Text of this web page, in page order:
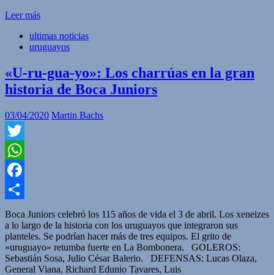
Leer más
ultimas noticias
uruguayos
«U-ru-gua-yo»: Los charrúas en la gran
historia de Boca Juniors
03/04/2020 Martin Bachs
Twitter
WhatsApp
Facebook
Compartir
Boca Juniors celebró los 115 años de vida el 3 de abril. Los xeneizes
a lo largo de la historia con los uruguayos que integraron sus
planteles. Se podrían hacer más de tres equipos. El grito de
«uruguayo» retumba fuerte en La Bombonera. GOLEROS:
Sebastián Sosa, Julio César Balerio. DEFENSAS: Lucas Olaza,
General Viana, Richard Edunio Tavares, Luis